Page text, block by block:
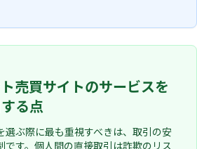
売買サイトのサービスを
る点
選ぶ際に最も重視すべきは、取引の安
です。個人間の直接取引は詐欺のリス